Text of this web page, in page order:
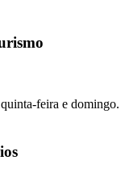
feira e domingo.